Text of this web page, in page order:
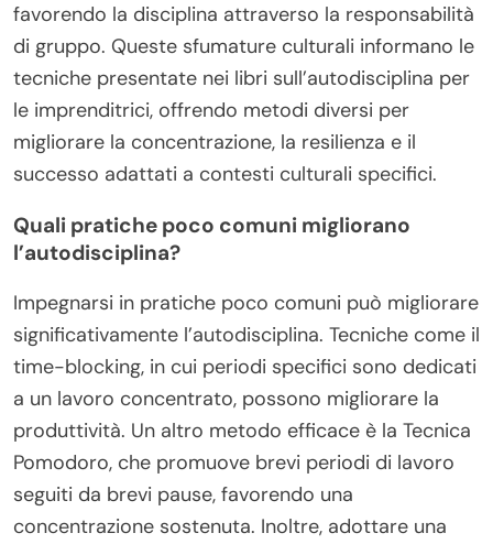
favorendo la disciplina attraverso la responsabilità
di gruppo. Queste sfumature culturali informano le
tecniche presentate nei libri sull’autodisciplina per
le imprenditrici, offrendo metodi diversi per
migliorare la concentrazione, la resilienza e il
successo adattati a contesti culturali specifici.
Quali pratiche poco comuni migliorano
l’autodisciplina?
Impegnarsi in pratiche poco comuni può migliorare
significativamente l’autodisciplina. Tecniche come il
time-blocking, in cui periodi specifici sono dedicati
a un lavoro concentrato, possono migliorare la
produttività. Un altro metodo efficace è la Tecnica
Pomodoro, che promuove brevi periodi di lavoro
seguiti da brevi pause, favorendo una
concentrazione sostenuta. Inoltre, adottare una